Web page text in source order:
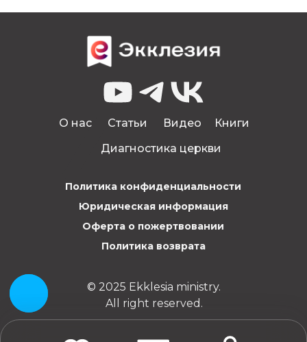
© 2025 Ekklesia ministry.
All right reserved.
О нас Статьи Видео
Книги
Диагностика церкви
Политика конфиденциальности
Юридическая информация
Оферта о пожертвовании
Политика возврата